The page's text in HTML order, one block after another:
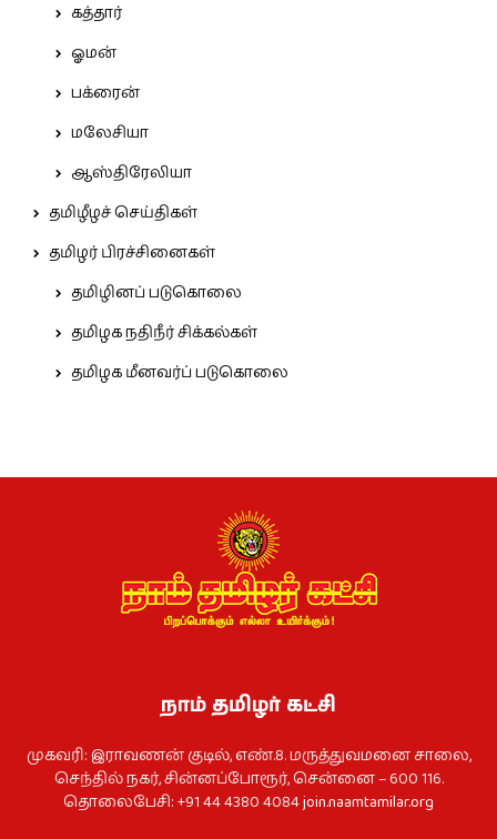
கத்தார்
ஓமன்
பக்ரைன்
மலேசியா
ஆஸ்திரேலியா
தமிழீழச் செய்திகள்
தமிழர் பிரச்சினைகள்
தமிழினப் படுகொலை
தமிழக நதிநீர் சிக்கல்கள்
தமிழக மீனவர்ப் படுகொலை
நாம் தமிழர் கட்சி
முகவரி: இராவணன் குடில், எண்.8. மருத்துவமனை சாலை,
செந்தில் நகர், சின்னப்போரூர், சென்னை – 600 116.
தொலைபேசி: +91 44 4380 4084join.naamtamilar.org